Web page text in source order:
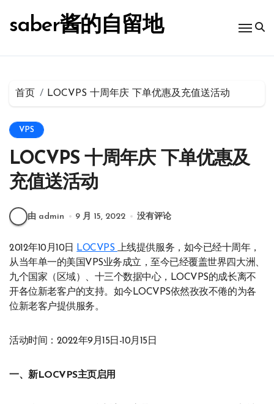
saber酱的自留地
首页 LOCVPS 十周年庆 下单优惠及充值送活动
VPS
LOCVPS 十周年庆 下单优惠及
充值送活动
由 admin 9 月 15, 2022 没有评论
2012年10月10日 LOCVPS 上线提供服务，如今已经十周年，
从当年单一的美国VPS业务成立，至今已经覆盖世界四大洲、
九个国家（区域）、十三个数据中心，LOCVPS的成长离不
开各位新老客户的支持。如今LOCVPS依然孜孜不倦的为各
位新老客户提供服务。
活动时间：2022年9月15日-10月15日
一、新LOCVPS主页启用